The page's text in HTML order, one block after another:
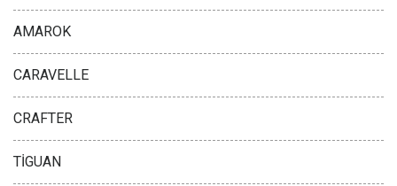
AMAROK
CARAVELLE
CRAFTER
TİGUAN